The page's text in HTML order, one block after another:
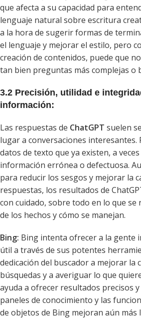
que afecta a su capacidad para
lenguaje natural sobre escritura
a la hora de sugerir formas de
el lenguaje y mejorar el estilo, pero
creación de contenidos, puede que
tan bien preguntas más complejas o
3.2 Precisión, utilidad e
información:
Las respuestas de ChatGPT suelen
lugar a conversaciones interesantes.
datos de texto que ya existen, a
información errónea o defectuosa.
para reducir los sesgos y mejorar la
respuestas, los resultados de
con cuidado, sobre todo en lo que se
de los hechos y cómo se manejan.
Bing: Bing intenta ofrecer a la gente
útil a través de sus potentes
dedicación del buscador a mejorar la
búsquedas y a averiguar lo que
ayuda a ofrecer resultados precisos
paneles de conocimiento y las
de objetos de Bing mejoran aún más